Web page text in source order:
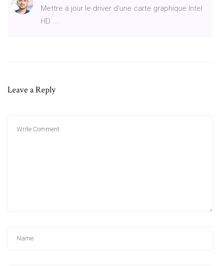
Mettre à jour le driver d’une carte graphique Intel
HD ...
Leave a Reply